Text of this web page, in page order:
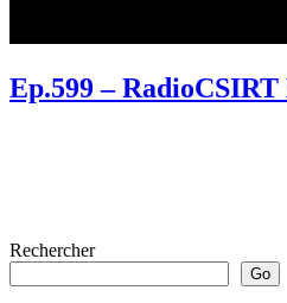
Ep.599 –
Rechercher
Go